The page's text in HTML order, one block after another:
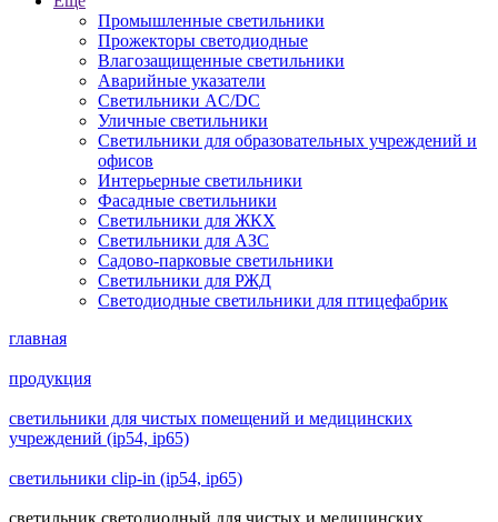
Промышленные светильники
Прожекторы светодиодные
Влагозащищенные светильники
Аварийные указатели
Светильники AC/DC
Уличные светильники
Светильники для образовательных учреждений и
офисов
Интерьерные светильники
Фасадные светильники
Светильники для ЖКХ
Светильники для АЗС
Садово-парковые светильники
Светильники для РЖД
Светодиодные светильники для птицефабрик
главная
продукция
светильники для чистых помещений и медицинских
учреждений (ip54, ip65)
светильники clip-in (ip54, ip65)
светильник светодиодный для чистых и медицинских